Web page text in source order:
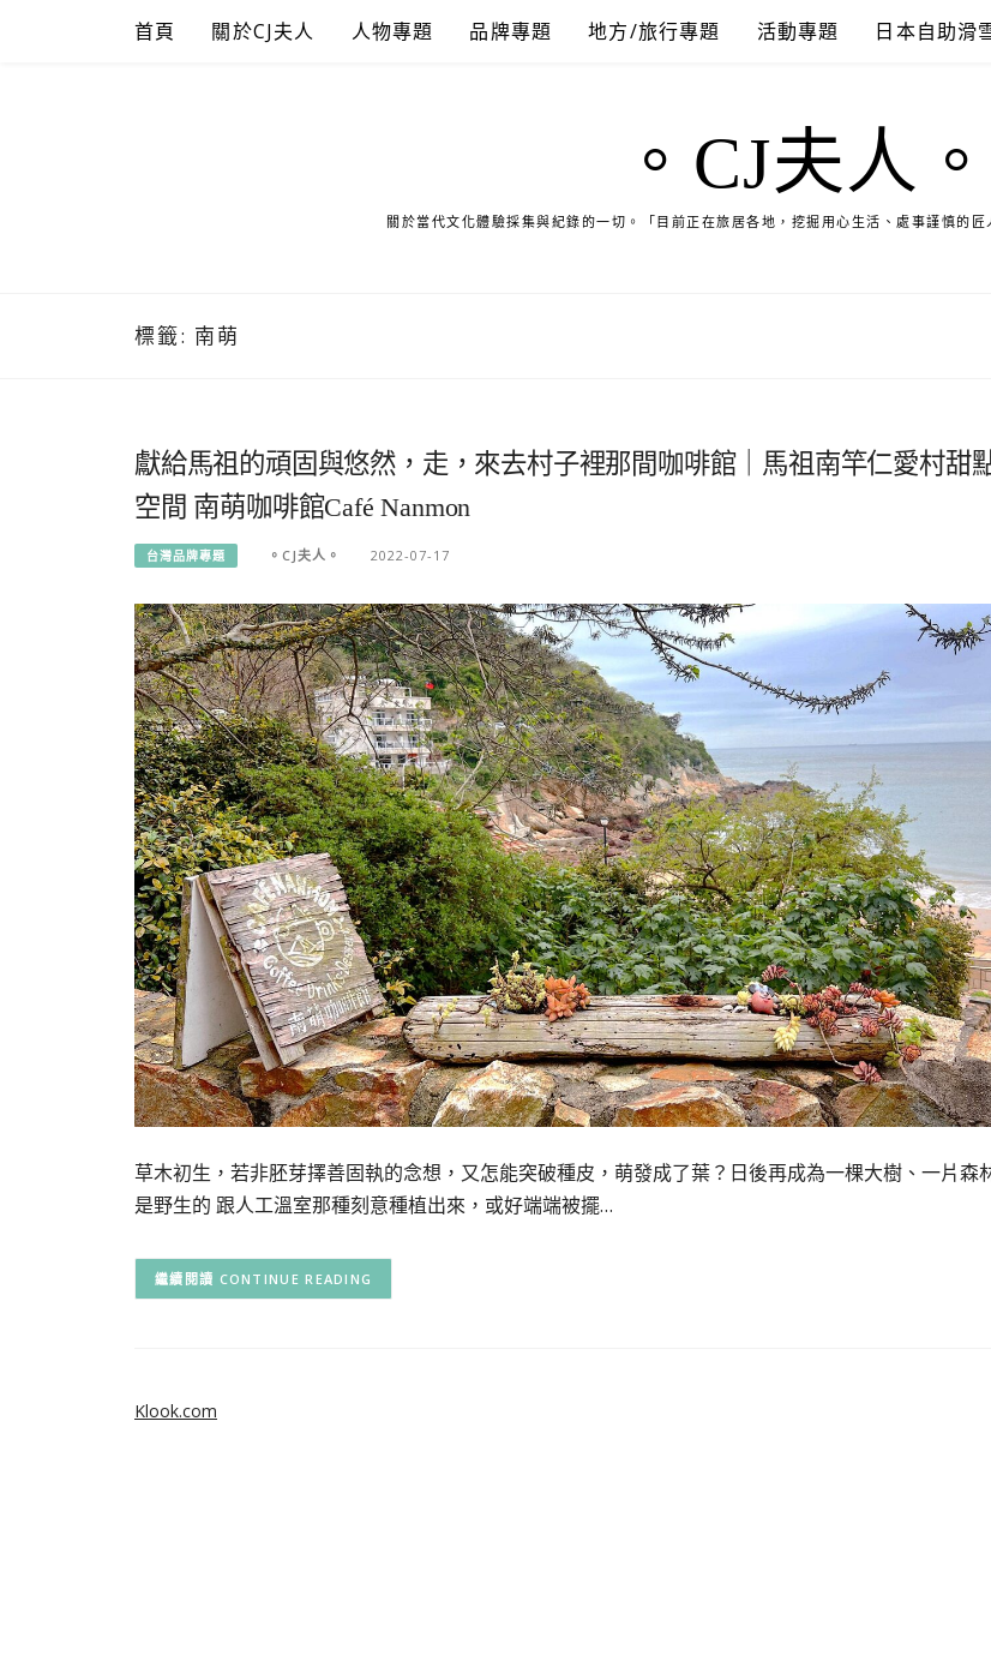
首頁 關於CJ夫人 人物專題 品牌專題 地方/旅行專題 活動專題 日本自助滑
。CJ夫人。
關於當代文化體驗採集與紀錄的一切。「目前正在旅居各地，挖掘用心生活、處事謹慎的匠
標籤: 南萌
獻給馬祖的頑固與悠然，走，來去村子裡那間咖啡館｜馬祖南竿仁愛村甜
空間 南萌咖啡館Café Nanmon
台灣品牌專題 。CJ夫人。 2022-07-17
草木初生，若非胚芽擇善固執的念想，又怎能突破種皮，萌發成了葉？日後再成為一棵大樹、一片
是野生的 跟人工溫室那種刻意種植出來，或好端端被擺…
CONTINUE READING
Klook.com